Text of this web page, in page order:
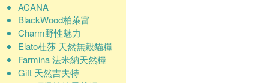
ACANA
BlackWood柏萊富
Charm野性魅力
Elato杜莎 天然無穀貓糧
Farmina 法米納天然糧
Gift 天然吉夫特